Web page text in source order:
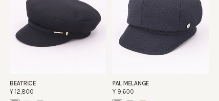
BEATRICE
¥12,800
PAL MELANGE
¥9,600